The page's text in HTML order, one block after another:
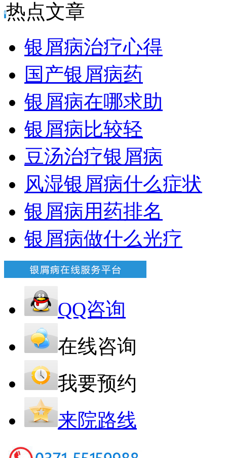
热点文章
银屑病治疗心得
国产银屑病药
银屑病在哪求助
银屑病比较轻
豆汤治疗银屑病
风湿银屑病什么症状
银屑病用药排名
银屑病做什么光疗
QQ咨询
在线咨询
我要预约
来院路线